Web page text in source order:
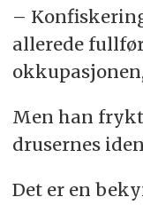
–
allerede
Men han
drusernes
Det er en